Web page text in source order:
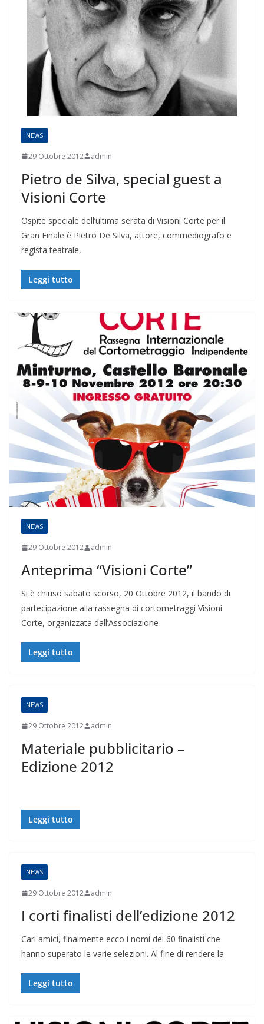
NEWS
29 Ottobre 2012 admin
Pietro de Silva, special guest a
Visioni Corte
Ospite speciale dell’ultima serata di Visioni Corte per il
Gran Finale è Pietro De Silva, attore, commediografo e
regista teatrale,
Leggi tutto
NEWS
29 Ottobre 2012 admin
Anteprima “Visioni Corte”
Si è chiuso sabato scorso, 20 Ottobre 2012, il bando di
partecipazione alla rassegna di cortometraggi Visioni
Corte, organizzata dall’Associazione
Leggi tutto
NEWS
29 Ottobre 2012 admin
Materiale pubblicitario –
Edizione 2012
Leggi tutto
NEWS
29 Ottobre 2012 admin
I corti finalisti dell’edizione 2012
Cari amici, finalmente ecco i nomi dei 60 finalisti che
hanno superato le varie selezioni. Al fine di rendere la
Leggi tutto